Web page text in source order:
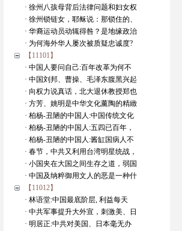
· 徐州八孩母背后法律问题和妇女权
· 徐州锁链女，耶稣说：那锁住的、
· 华裔运动员动辄得咎？是地缘政治
· 为何海外华人屡次被质疑忠诚度?
【11101】
· 中国人要问自己:百年改革为何不
· 中国刘邦、曹操、毛泽东腹黑兴起
· 向权力说真话，北大退休教授郑也
· 方芳、姚明是中华文化薰陶的精緻
· 柏杨-丑陋的中国人:中国传统文化
· 柏杨-丑陋的中国人:五四已百年，
· 柏杨-丑陋的中国人:酱缸国病人不
· 春节，中共又利用台湾明星统战，
· 小国夹在大国之间生存之道，弱国
· 中国及纳粹御用文人的恶是一种什
【11012】
· 林语堂:中国最底阶层, 利益每天
· 中共军事提升大外宣，刺激美、日
· 明居正:中共对美国、日本毫无办